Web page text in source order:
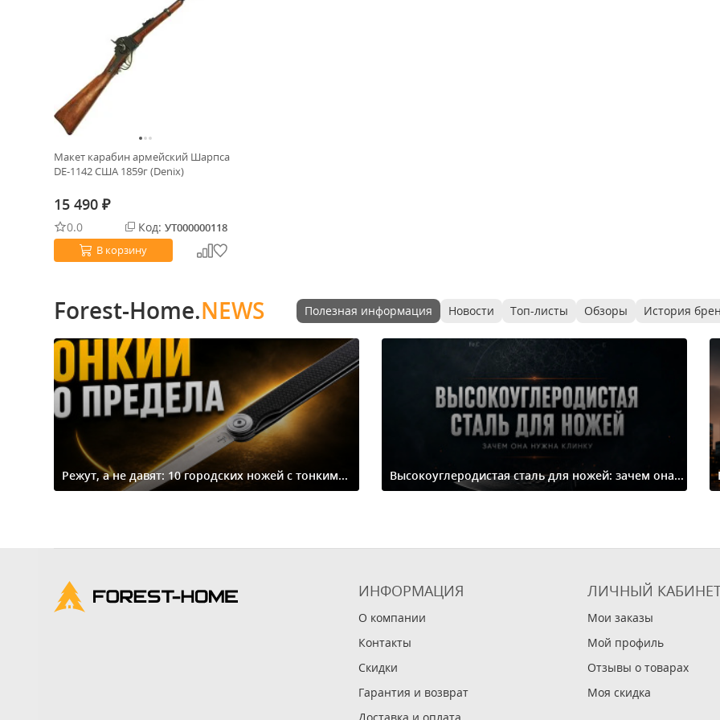
Макет карабин армейский Шарпса
DE-1142 США 1859г (Denix)
15 490 ₽
0.0 Код: УТ000000118
В корзину
Forest-Home.NEWS Полезная информация Новости Топ-листы Обзоры История
Режут, а не давят: 10 городских ножей с тонким... Высокоуглеродистая сталь для ножей: зачем она...
ИНФОРМАЦИЯ
О компании
Контакты
Скидки
Гарантия и возврат
ЛИЧНЫЙ
Мои заказы
Мой профиль
Отзывы о товарах
Моя скидка